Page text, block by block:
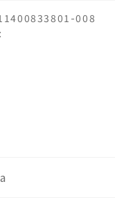
008